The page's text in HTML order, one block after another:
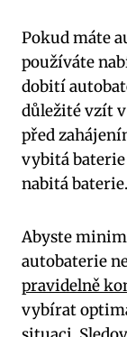
Pokud máte
používáte
dobití
důležité vzít
před
vybitá
nabitá baterie.
Abyste
autobaterie
pravidelně
vybírat